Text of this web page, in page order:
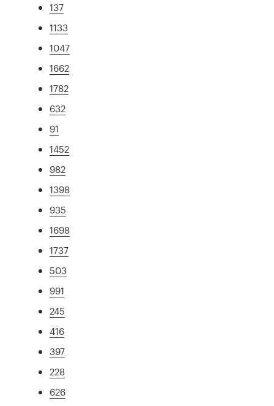
137
1133
1047
1662
1782
632
91
1452
982
1398
935
1698
1737
503
991
245
416
397
228
626